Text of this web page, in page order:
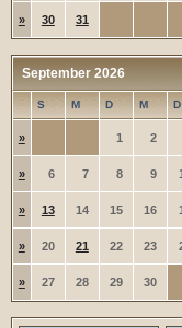
» 30 31
September 2026
S M D M D
» 1 2
» 6 7 8 9
» 13 14 15 16
» 20 21 22 23
» 27 28 29 30